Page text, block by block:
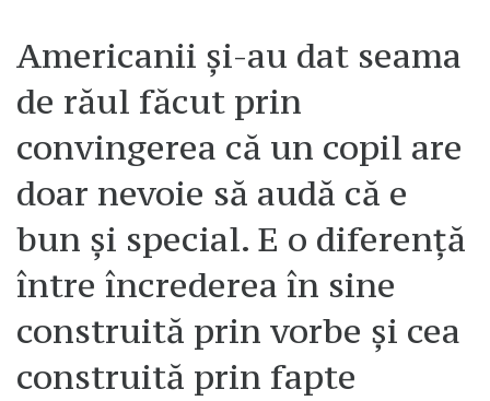
Americanii și-au dat seama
de răul făcut prin
convingerea că un copil are
doar nevoie să audă că e
bun și special. E o diferență
între încrederea în sine
construită prin vorbe și cea
construită prin fapte